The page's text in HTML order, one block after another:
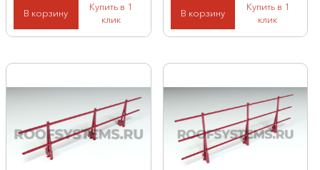
В корзину
Купить в 1
клик
В корзину
Купить в 1
клик